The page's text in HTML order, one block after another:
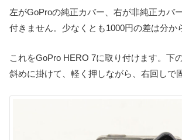
左がGoProの純正カバー、右が非純正カバ
付きません。少なくとも1000円の差は分か
これをGoPro HERO 7に取り付けます。下
斜めに掛けて、軽く押しながら、右回しで